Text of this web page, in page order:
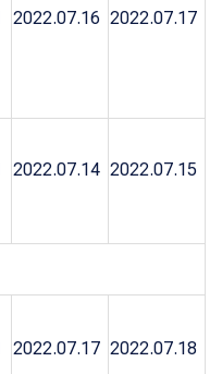
2022.07.16 2022.07.17
2022.07.14 2022.07.15
2022.07.17 2022.07.18